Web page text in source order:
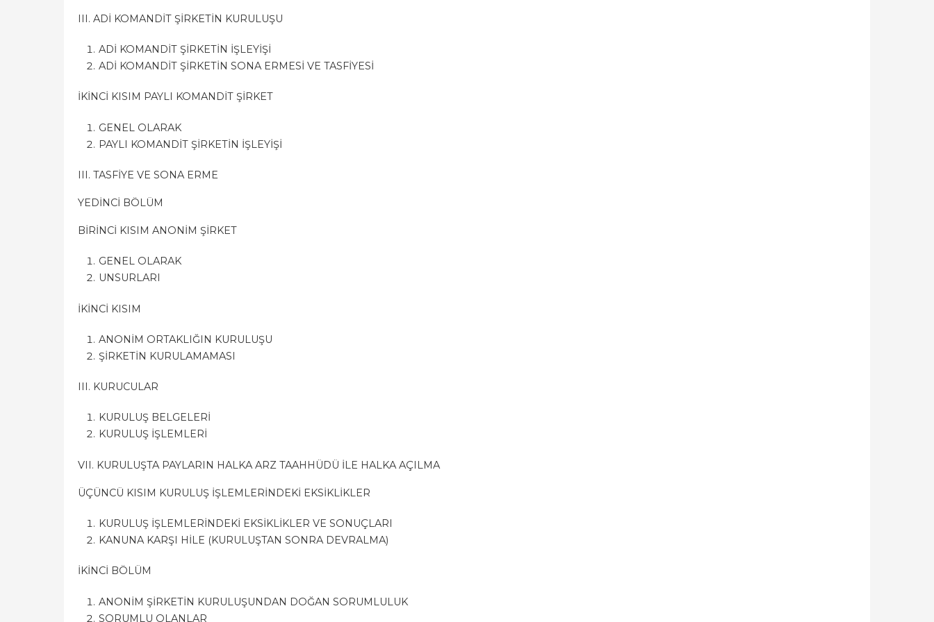
III. ADİ KOMANDİT ŞİRKETİN KURULUŞU
ADİ KOMANDİT ŞİRKETİN İŞLEYİŞİ
ADİ KOMANDİT ŞİRKETİN SONA ERMESİ VE TASFİYESİ
İKİNCİ KISIM PAYLI KOMANDİT ŞİRKET
GENEL OLARAK
PAYLI KOMANDİT ŞİRKETİN İŞLEYİŞİ
III. TASFİYE VE SONA ERME
YEDİNCİ BÖLÜM
BİRİNCİ KISIM ANONİM ŞİRKET
GENEL OLARAK
UNSURLARI
İKİNCİ KISIM
ANONİM ORTAKLIĞIN KURULUŞU
ŞİRKETİN KURULAMAMASI
III. KURUCULAR
KURULUŞ BELGELERİ
KURULUŞ İŞLEMLERİ
VII. KURULUŞTA PAYLARIN HALKA ARZ TAAHHÜDÜ İLE HALKA AÇILMA
ÜÇÜNCÜ KISIM KURULUŞ İŞLEMLERİNDEKİ EKSİKLİKLER
KURULUŞ İŞLEMLERİNDEKİ EKSİKLİKLER VE SONUÇLARI
KANUNA KARŞI HİLE (KURULUŞTAN SONRA DEVRALMA)
İKİNCİ BÖLÜM
ANONİM ŞİRKETİN KURULUŞUNDAN DOĞAN SORUMLULUK
SORUMLU OLANLAR